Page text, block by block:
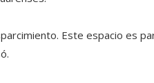
Este espacio es